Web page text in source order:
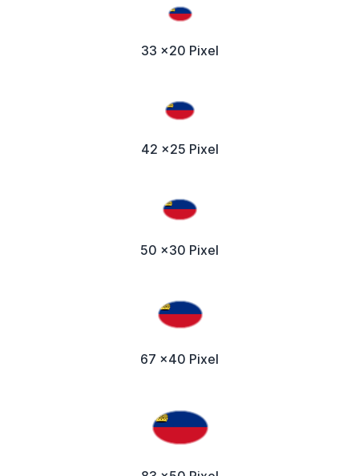
33 x20 Pixel
42 x25 Pixel
50 x30 Pixel
67 x40 Pixel